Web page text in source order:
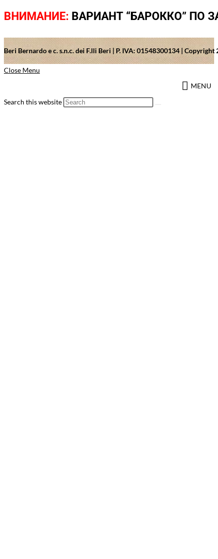
ВНИМАНИЕ: ВАРИАНТ “БАРОККО” ПО
Beri Bernardo e c. s.n.c. dei F.lli Beri | P. IVA: 01548300134 |
Close Menu
MENU
Search this website